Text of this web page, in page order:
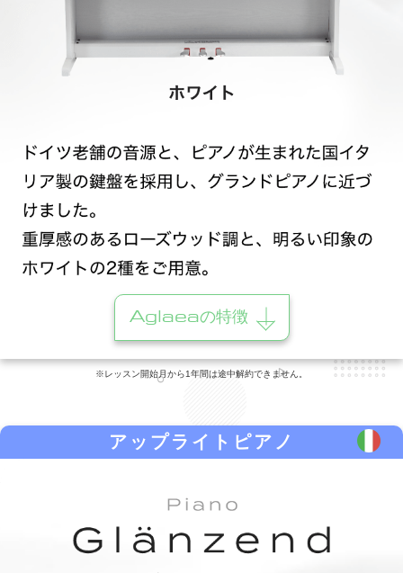
Aglaeaの特徴
※レッスン開始月から1年間は途中解約できません。
アップライトピアノ